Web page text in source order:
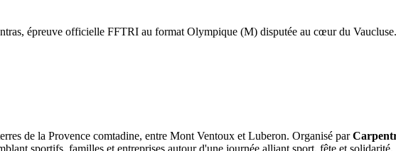
épreuve officielle FFTRI au format Olympique (M) disputée au cœur du
de la Provence comtadine, entre Mont Ventoux et Luberon. Organisé par
sportifs, familles et entreprises autour d'une journée alliant sport, fête et solidarité.